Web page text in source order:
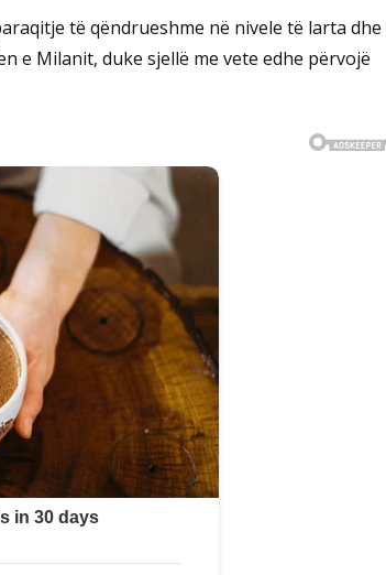
të qëndrueshme në nivele të larta dhe
e Milanit, duke sjellë me vete edhe përvojë